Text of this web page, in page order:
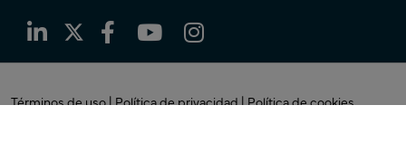
Términos de uso|Política de privacidad|Política de cookies